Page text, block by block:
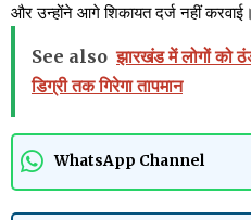
और उन्होंने आगे शिकायत दर्ज नहीं करवाई।
See also झारखंड में लोगों को
डिग्री तक गिरेगा तापमान
WhatsApp Channel